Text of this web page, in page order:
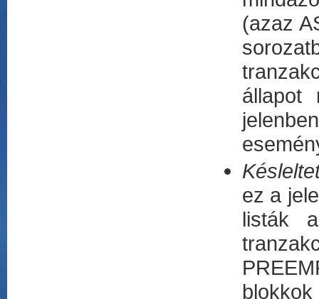
(azaz
állapot
ez a
listák
blokkok